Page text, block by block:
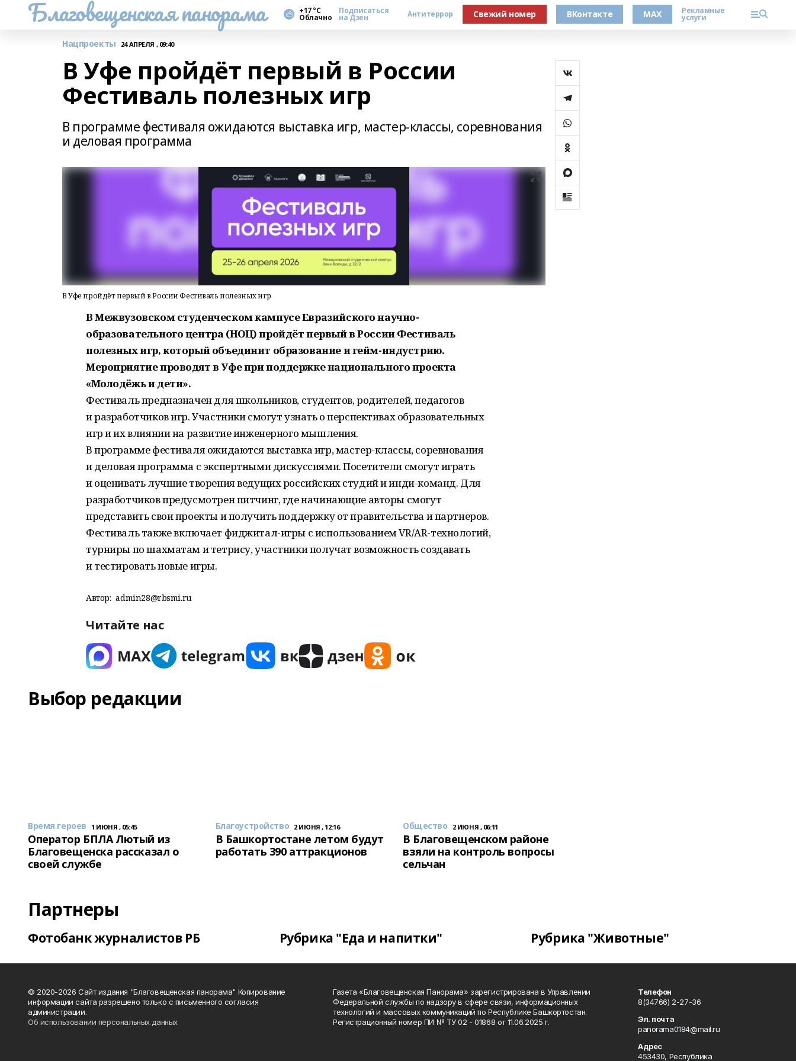
Благовещенская панорама +17 °С
Облачно
Подписаться
на Дзен Антитеррор Свежий номер ВКонтакте MAX Рекламные
услуги
Нацпроекты 24 АПРЕЛЯ , 09:40
В Уфе пройдёт первый в России
Фестиваль полезных игр
В программе фестиваля ожидаются выставка игр, мастер-классы, соревнования
и деловая программа
В Уфе пройдёт первый в России Фестиваль полезных игр
В Межвузовском студенческом кампусе Евразийского научно-
образовательного центра (НОЦ) пройдёт первый в России Фестиваль
полезных игр, который объединит образование и гейм-индустрию.
Мероприятие проводят в Уфе при поддержке национального проекта
«Молодёжь и дети».
Фестиваль предназначен для школьников, студентов, родителей, педагогов
и разработчиков игр. Участники смогут узнать о перспективах образовательных
игр и их влиянии на развитие инженерного мышления.
В программе фестиваля ожидаются выставка игр, мастер-классы, соревнования
и деловая программа с экспертными дискуссиями. Посетители смогут играть
и оценивать лучшие творения ведущих российских студий и инди-команд. Для
разработчиков предусмотрен питчинг, где начинающие авторы смогут
представить свои проекты и получить поддержку от правительства и партнеров.
Фестиваль также включает фиджитал-игры с использованием VR/AR-технологий,
турниры по шахматам и тетрису, участники получат возможность создавать
и тестировать новые игры.
Автор: admin28@rbsmi.ru
Читайте нас
Выбор редакции
Время героев 1 ИЮНЯ , 05:45
Оператор БПЛА Лютый из
Благовещенска рассказал о
своей службе
Благоустройство 2 ИЮНЯ , 12:16
В Башкортостане летом будут
работать 390 аттракционов
Общество 2 ИЮНЯ , 06:11
В Благовещенском районе
взяли на контроль вопросы
сельчан
Партнеры
Фотобанк журналистов РБ Рубрика "Еда и напитки" Рубрика "Животные"
© 2020-2026 Сайт издания "Благовещенская панорама" Копирование
информации сайта разрешено только с письменного согласия
администрации.
Об использовании персональных данных
Газета «Благовещенская Панорама» зарегистрирована в Управлении
Федеральной службы по надзору в сфере связи, информационных
технологий и массовых коммуникаций по Республике Башкортостан.
Регистрационный номер ПИ № ТУ 02 - 01868 от 11.06.2025 г.
Телефон
8(34766) 2-27-36
Эл. почта
panorama0184@mail.ru
Адрес
453430, Республика